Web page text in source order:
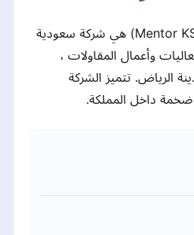
شركة منتور للمقاولات (Mentor KSA) هي شركة سعودية
وأعمال المقاولات ،
2015 في مدينة الرياض. تتميز الشركة
ضخمة داخل المملكة.